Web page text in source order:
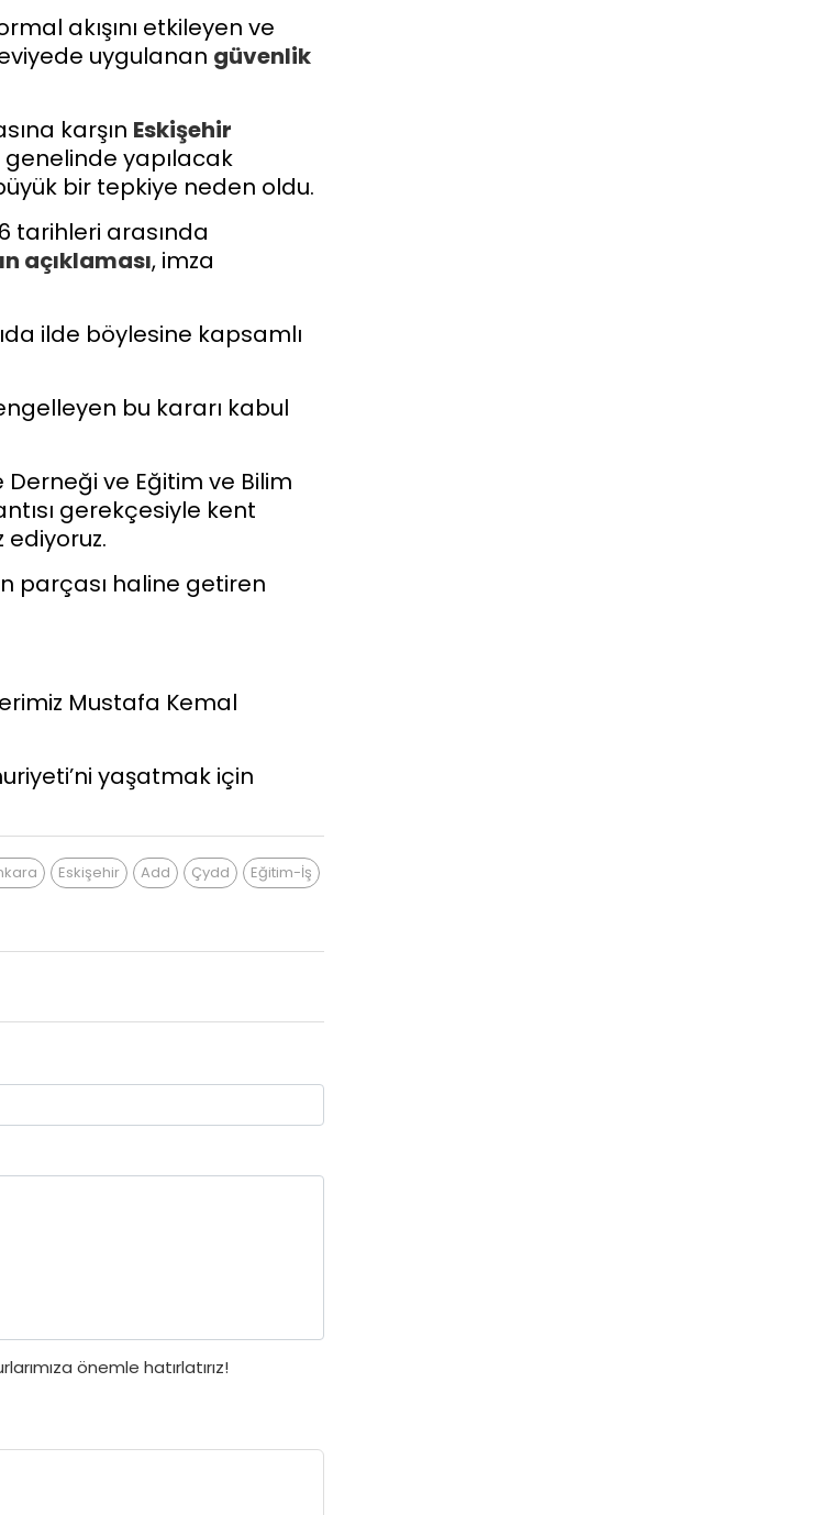
akışını etkileyen ve
uygulanan güvenlik
karşın Eskişehir
yapılacak
bir tepkiye neden oldu.
tarihleri arasında
açıklaması, imza
ilde böylesine kapsamlı
bu kararı kabul
ve Eğitim ve Bilim
gerekçesiyle kent
parçası haline getiren
Mustafa Kemal
yaşatmak için
Eskişehir Add Çydd
Eğitim-İş
önemle hatırlatırız!